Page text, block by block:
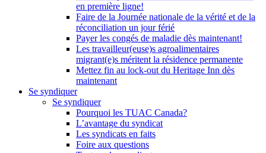
en première ligne!
Faire de la Journée nationale de la vérité et de la
réconciliation un jour férié
Payer les congés de maladie dès maintenant!
Les travailleur(euse)s agroalimentaires
migrant(e)s méritent la résidence permanente
Mettez fin au lock-out du Heritage Inn dès
maintenant
Se syndiquer
Se syndiquer
Pourquoi les TUAC Canada?
L’avantage du syndicat
Les syndicats en faits
Foire aux questions